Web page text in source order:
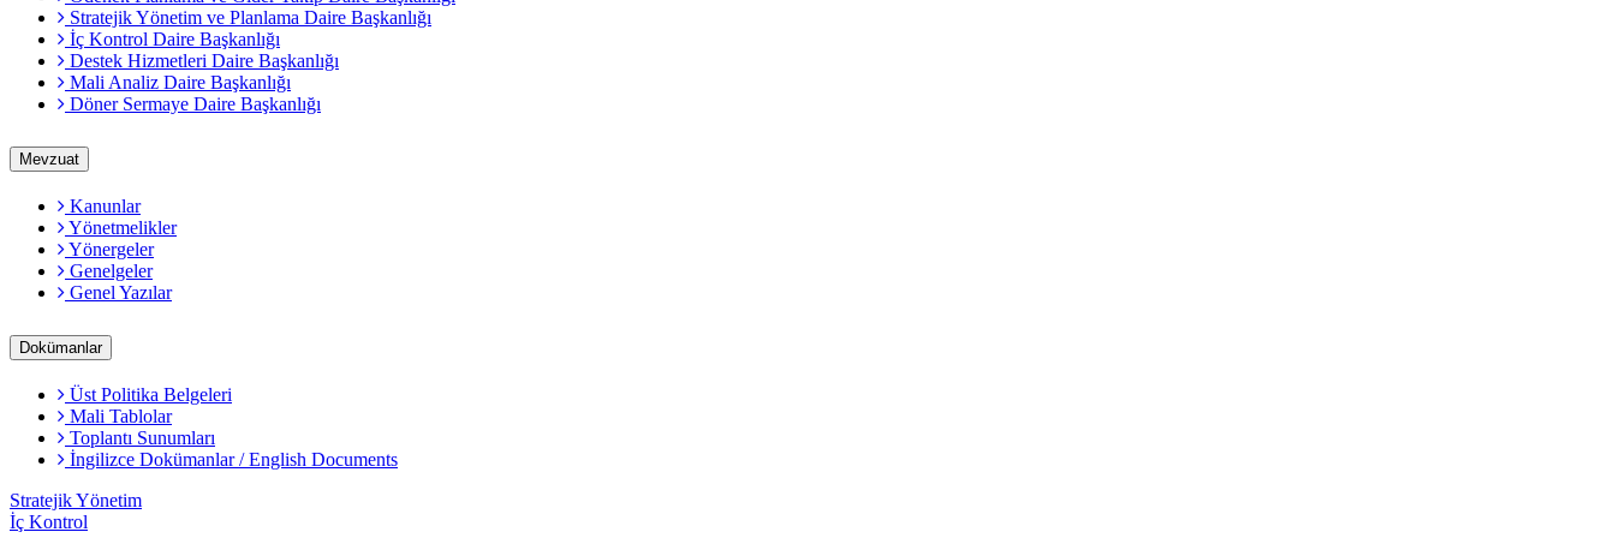
Stratejik Yönetim ve Planlama Daire Başkanlığı
İç Kontrol Daire Başkanlığı
Destek Hizmetleri Daire Başkanlığı
Mali Analiz Daire Başkanlığı
Döner Sermaye Daire Başkanlığı
Mevzuat
Kanunlar
Yönetmelikler
Yönergeler
Genelgeler
Genel Yazılar
Dokümanlar
Üst Politika Belgeleri
Mali Tablolar
Toplantı Sunumları
İngilizce Dokümanlar / English Documents
Stratejik Yönetim
İç Kontrol